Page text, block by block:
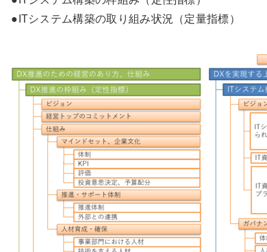
●ITシステム構築の取り組み状況（定量指標）